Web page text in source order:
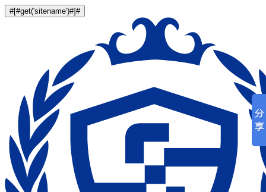
#[#get('sitename')#]#